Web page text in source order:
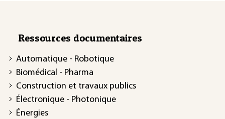
Ressources documentaires
Automatique - Robotique
Biomédical - Pharma
Construction et travaux publics
Électronique - Photonique
Énergies